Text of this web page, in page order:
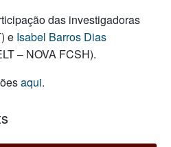
das investigadoras
e Isabel Barros Dias
– NOVA FCSH).
aqui.